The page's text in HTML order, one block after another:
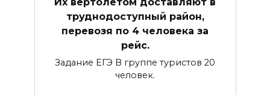
труднодоступный район,
перевозя по 4 человека за
рейс.
Задание ЕГЭ В группе туристов 20
человек.